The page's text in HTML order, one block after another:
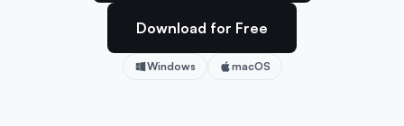
Download for Free
Windows macOS